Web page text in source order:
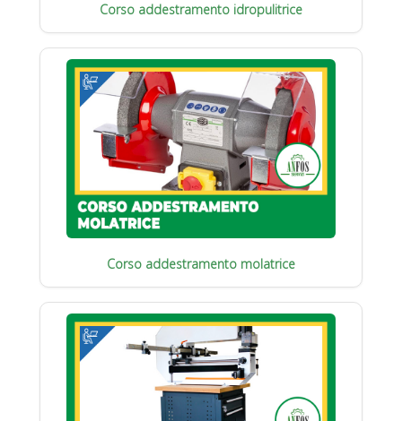
Corso addestramento idropulitrice
Corso addestramento molatrice